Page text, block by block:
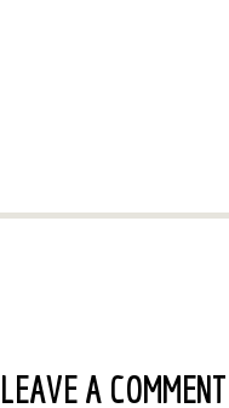
LEAVE A COMMENT